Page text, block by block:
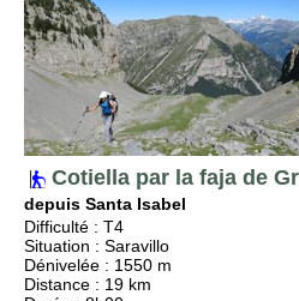
Cotiella par la faja de
depuis Santa Isabel
Difficulté : T4
Situation : Saravillo
Dénivelée : 1550 m
Distance : 19 km